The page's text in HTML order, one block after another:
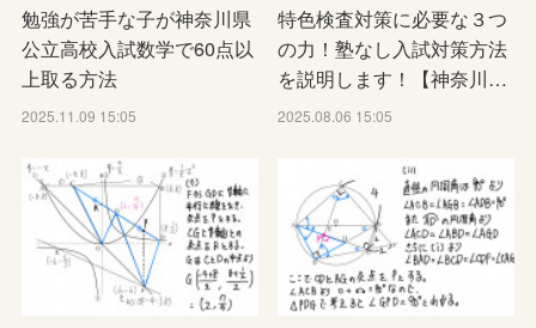
勉強が苦手な子が神奈川県
公立高校入試数学で60点以
上取る方法
2025.11.09 15:05
特色検査対策に必要な３つ
の力！塾なし入試対策方法
を説明します！【神奈川…
2025.08.06 15:05